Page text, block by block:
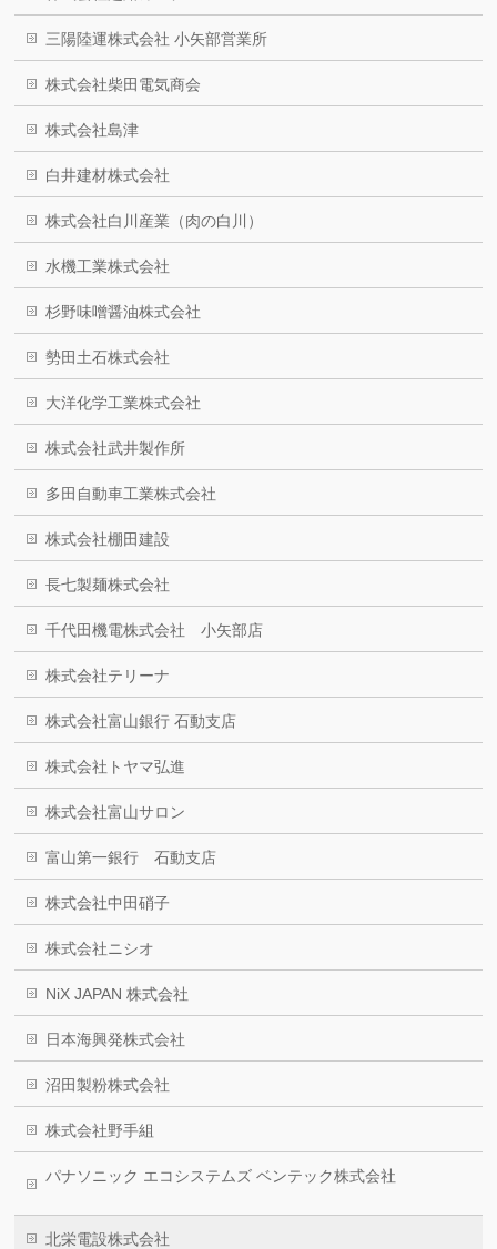
三陽陸運株式会社 小矢部営業所
株式会社柴田電気商会
株式会社島津
白井建材株式会社
株式会社白川産業（肉の白川）
水機工業株式会社
杉野味噌醤油株式会社
勢田土石株式会社
大洋化学工業株式会社
株式会社武井製作所
多田自動車工業株式会社
株式会社棚田建設
長七製麺株式会社
千代田機電株式会社 小矢部店
株式会社テリーナ
株式会社富山銀行 石動支店
株式会社トヤマ弘進
株式会社富山サロン
富山第一銀行 石動支店
株式会社中田硝子
株式会社ニシオ
NiX JAPAN 株式会社
日本海興発株式会社
沼田製粉株式会社
株式会社野手組
パナソニック エコシステムズ ベンテック株式会社
北栄電設株式会社